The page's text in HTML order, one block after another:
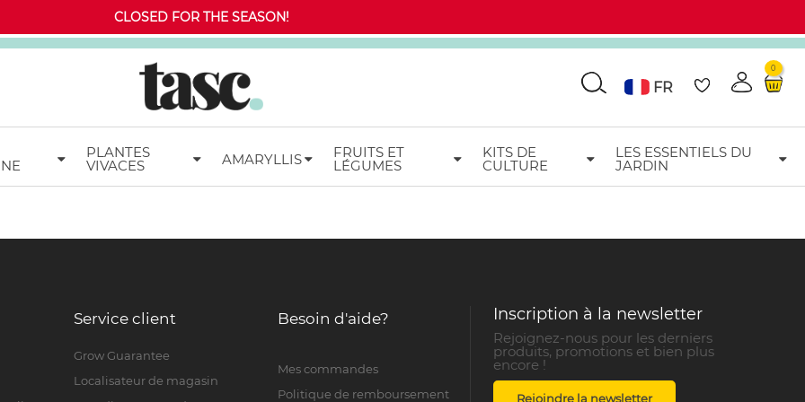
CLOSED FOR THE SEASON!
Go FR
0
PLANTES
VIVACES AMARYLLIS FRUITS ET
LÉGUMES
KITS DE
CULTURE
LES ESSENTIELS DU
JARDIN
Service client
Grow Guarantee
Localisateur de magasin
Besoin d'aide?
Mes commandes
Politique de remboursement
Inscription à la newsletter
Rejoignez-nous pour les derniers
produits, promotions et bien plus
encore !
Rejoindre la newsletter